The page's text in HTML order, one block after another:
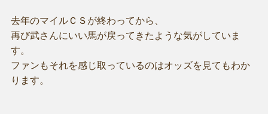
去年のマイルＣＳが終わってから、
再び武さんにいい馬が戻ってきたような気がしていま
す。
ファンもそれを感じ取っているのはオッズを見てもわか
ります。